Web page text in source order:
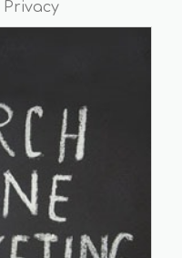
Privacy